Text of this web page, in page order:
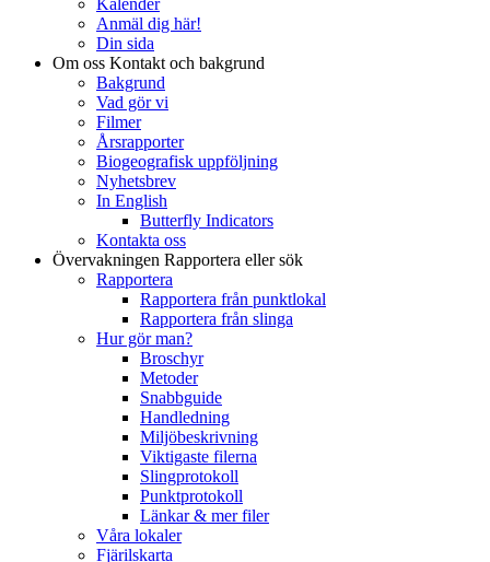
Anmäl dig här!
Din sida
Om oss Kontakt och bakgrund
Bakgrund
Vad gör vi
Filmer
Årsrapporter
Biogeografisk uppföljning
Nyhetsbrev
In English
Butterfly Indicators
Kontakta oss
Övervakningen Rapportera eller sök
Rapportera
Rapportera från punktlokal
Rapportera från slinga
Hur gör man?
Broschyr
Metoder
Snabbguide
Handledning
Miljöbeskrivning
Viktigaste filerna
Slingprotokoll
Punktprotokoll
Länkar & mer filer
Våra lokaler
Fjärilskarta